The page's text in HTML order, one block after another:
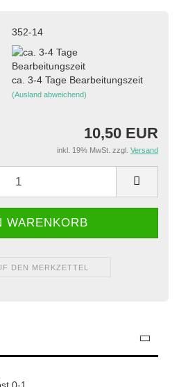
352-14
ca. 3-4 Tage Bearbeitungszeit
(Ausland abweichend)
10,50 EUR
inkl. 19% MwSt. zzgl. Versand
DEN MERKZETTEL